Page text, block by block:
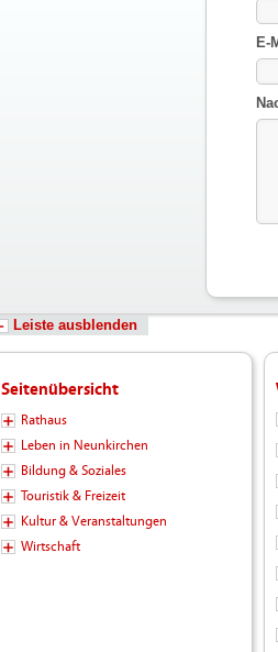
E-
Leiste ausblenden
Seitenübersicht
Rathaus
Leben in Neunkirchen
Bildung & Soziales
Touristik & Freizeit
Kultur & Veranstaltungen
Wirtschaft